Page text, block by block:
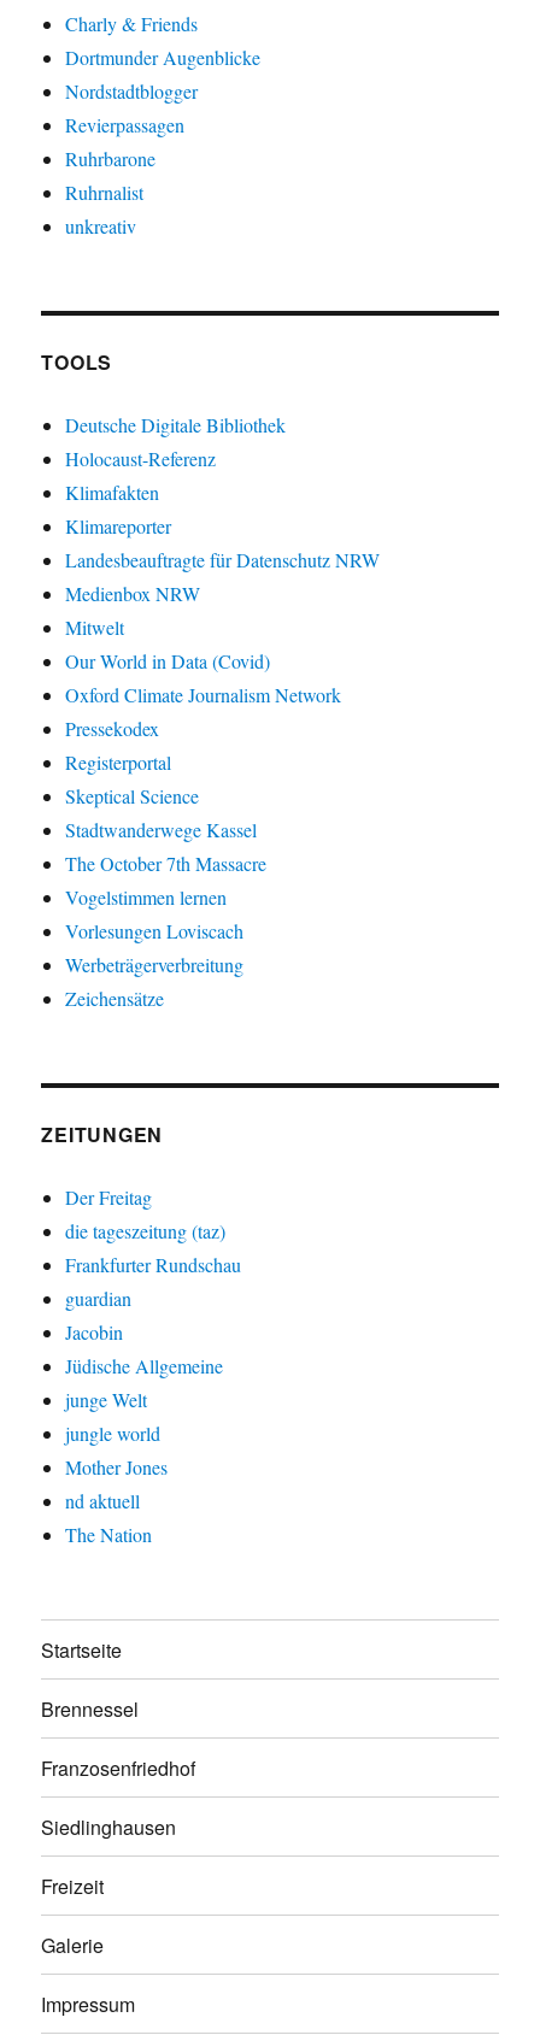
Charly & Friends
Dortmunder Augenblicke
Nordstadtblogger
Revierpassagen
Ruhrbarone
Ruhrnalist
unkreativ
TOOLS
Deutsche Digitale Bibliothek
Holocaust-Referenz
Klimafakten
Klimareporter
Landesbeauftragte für Datenschutz NRW
Medienbox NRW
Mitwelt
Our World in Data (Covid)
Oxford Climate Journalism Network
Pressekodex
Registerportal
Skeptical Science
Stadtwanderwege Kassel
The October 7th Massacre
Vogelstimmen lernen
Vorlesungen Loviscach
Werbeträgerverbreitung
Zeichensätze
ZEITUNGEN
Der Freitag
die tageszeitung (taz)
Frankfurter Rundschau
guardian
Jacobin
Jüdische Allgemeine
junge Welt
jungle world
Mother Jones
nd aktuell
The Nation
Startseite
Brennessel
Franzosenfriedhof
Siedlinghausen
Freizeit
Galerie
Impressum